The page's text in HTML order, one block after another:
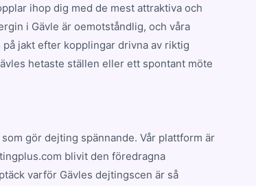
ihop dig med de mest attraktiva och
i Gävle är oemotståndlig, och våra
jakt efter kopplingar drivna av riktig
hetaste ställen eller ett spontant möte
gör dejting spännande. Vår plattform är
blivit den föredragna
varför Gävles dejtingscen är så